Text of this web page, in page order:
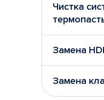
Чистка
Замена
Замена